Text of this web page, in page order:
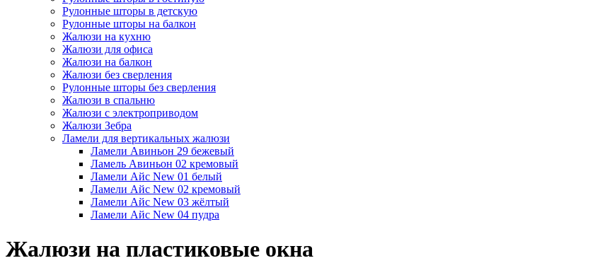
Рулонные шторы в детскую
Рулонные шторы на балкон
Жалюзи на кухню
Жалюзи для офиса
Жалюзи на балкон
Жалюзи без сверления
Рулонные шторы без сверления
Жалюзи в спальню
Жалюзи с электроприводом
Жалюзи Зебра
Ламели для вертикальных жалюзи
Ламели Авиньон 29 бежевый
Ламель Авиньон 02 кремовый
Ламели Айс New 01 белый
Ламели Айс New 02 кремовый
Ламели Айс New 03 жёлтый
Ламели Айс New 04 пудра
Жалюзи на пластиковые окна